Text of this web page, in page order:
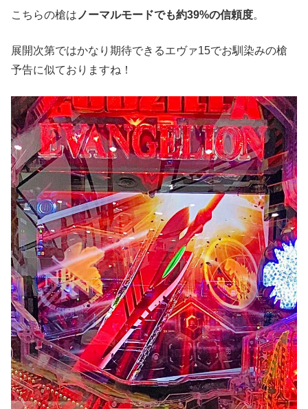
こちらの槍は ノーマルモードでも約39%の信頼度。
展開次第ではかなり期待できるエヴァ15でお馴染みの槍
予告に似ておりますね！